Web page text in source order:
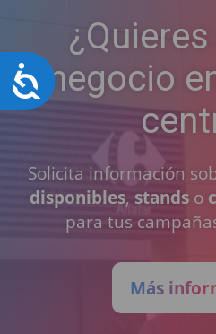
Accesibilidad
negocio
Solicita información
disponibles, standso
para tus
Más